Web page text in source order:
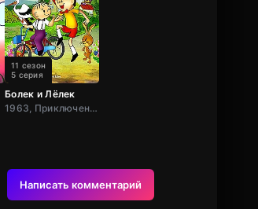
Болек и Лёлек
1963, Приключения, Семейный, Комедия, Польша
11 сезон
5 серия
Написать комментарий